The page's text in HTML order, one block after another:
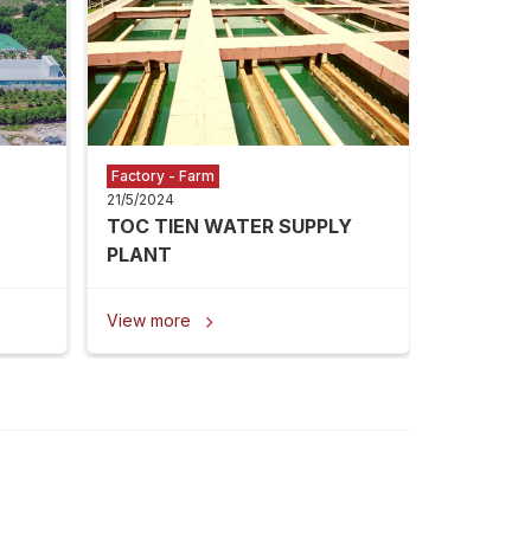
Factory - Farm
21/5/2024
TOC TIEN WATER SUPPLY
PLANT
View more 